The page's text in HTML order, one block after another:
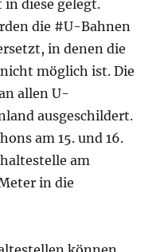
in diese gelegt.
die #U-Bahnen
in denen die
möglich ist. Die
allen U-
ausgeschildert.
am 15. und 16.
am
in die